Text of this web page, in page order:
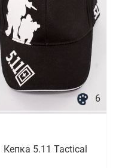
6
Кепка 5.11 Tactical